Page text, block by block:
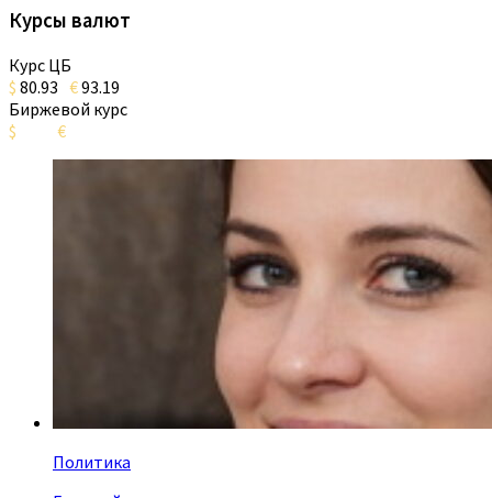
Курсы валют
Курс ЦБ
$ 80.93 €93.19
Биржевой курс
$
€
Политика